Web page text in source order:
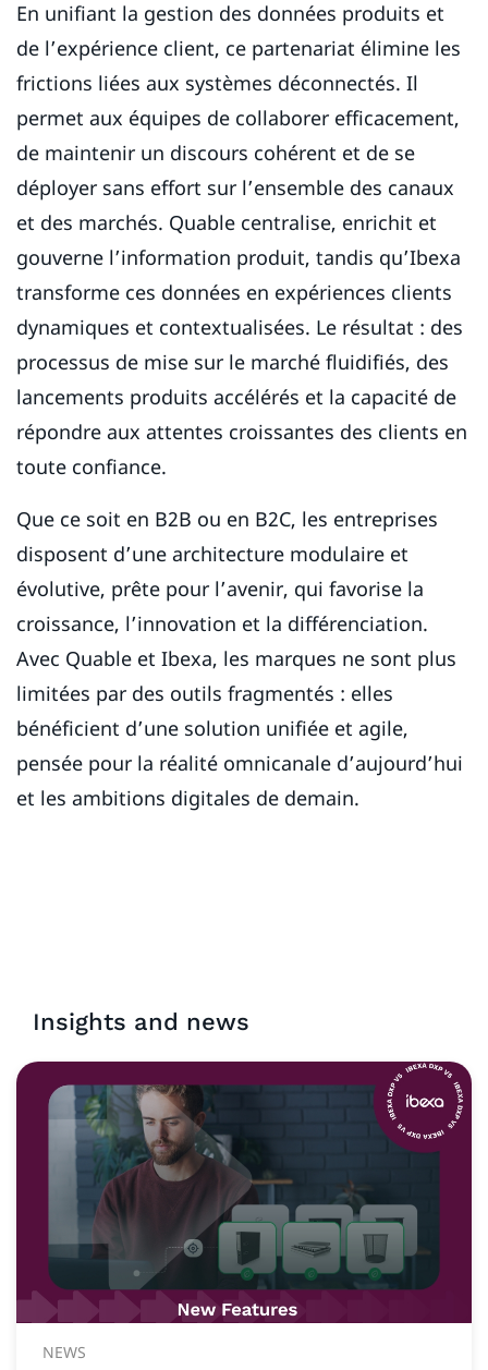
En unifiant la gestion des données produits et
de l’expérience client, ce partenariat élimine les
frictions liées aux systèmes déconnectés. Il
permet aux équipes de collaborer efficacement,
de maintenir un discours cohérent et de se
déployer sans effort sur l’ensemble des canaux
et des marchés. Quable centralise, enrichit et
gouverne l’information produit, tandis qu’Ibexa
transforme ces données en expériences clients
dynamiques et contextualisées. Le résultat : des
processus de mise sur le marché fluidifiés, des
lancements produits accélérés et la capacité de
répondre aux attentes croissantes des clients en
toute confiance.
Que ce soit en B2B ou en B2C, les entreprises
disposent d’une architecture modulaire et
évolutive, prête pour l’avenir, qui favorise la
croissance, l’innovation et la différenciation.
Avec Quable et Ibexa, les marques ne sont plus
limitées par des outils fragmentés : elles
bénéficient d’une solution unifiée et agile,
pensée pour la réalité omnicanale d’aujourd’hui
et les ambitions digitales de demain.
Insights and news
NEWS